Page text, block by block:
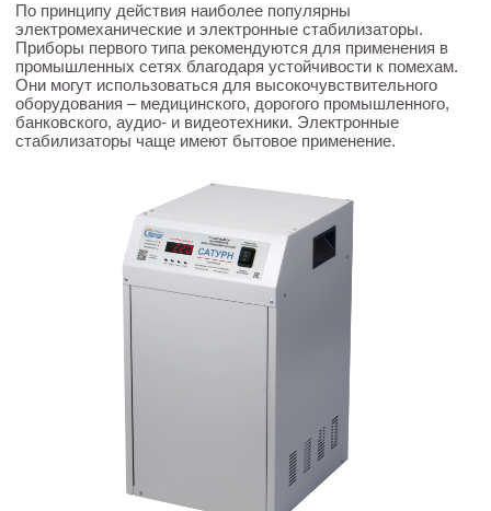
По принципу действия наиболее популярны
электромеханические и электронные стабилизаторы.
Приборы первого типа рекомендуются для применения в
промышленных сетях благодаря устойчивости к помехам.
Они могут использоваться для высокочувствительного
оборудования – медицинского, дорогого промышленного,
банковского, аудио- и видеотехники. Электронные
стабилизаторы чаще имеют бытовое применение.